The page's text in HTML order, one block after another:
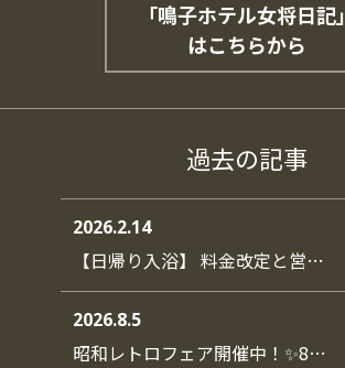
「鳴子ホテル女将日記」
はこちらから
過去の記事
2026.2.14
【日帰り入浴】 料金改定と営…
2026.8.5
昭和レトロフェア開催中！✨8…